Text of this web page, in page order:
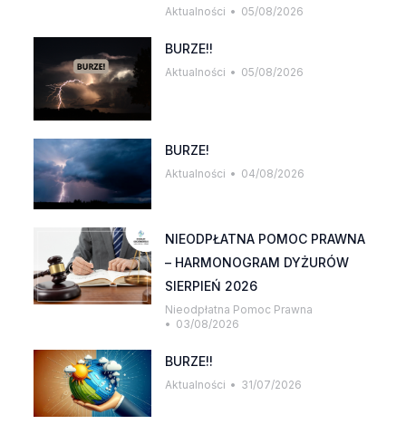
Aktualności 05/08/2026
BURZE!!
Aktualności 05/08/2026
BURZE!
Aktualności 04/08/2026
NIEODPŁATNA POMOC PRAWNA
– HARMONOGRAM DYŻURÓW
SIERPIEŃ 2026
Nieodpłatna Pomoc Prawna
03/08/2026
BURZE!!
Aktualności 31/07/2026